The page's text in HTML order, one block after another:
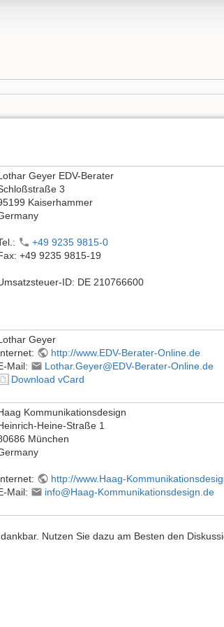
Geyer EDV-Berater
3
Kaiserhammer
+49 9235 9815-0
+49 9235 9815-19
ID: DE 210766600
Geyer
http://www.EDV-Berater-Online.de
Mail:
Lothar.Geyer@EDV-Berater-Online.de
Download vCard
Kommunikationsdesign
Heine-Straße 1
München
http://www.Haag-
Mail:
info@Haag-Kommunikationsdesign.de
Nutzen Sie dazu am Besten den